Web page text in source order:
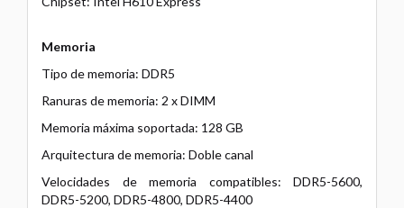
Memoria
Tipo de memoria: DDR5
Ranuras de memoria: 2 x DIMM
Memoria máxima soportada: 128 GB
Arquitectura de memoria: Doble canal
Velocidades de memoria compatibles: DDR5-5600,
DDR5-5200, DDR5-4800, DDR5-4400